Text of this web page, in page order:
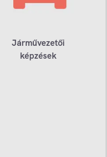
Járművezetői
képzések